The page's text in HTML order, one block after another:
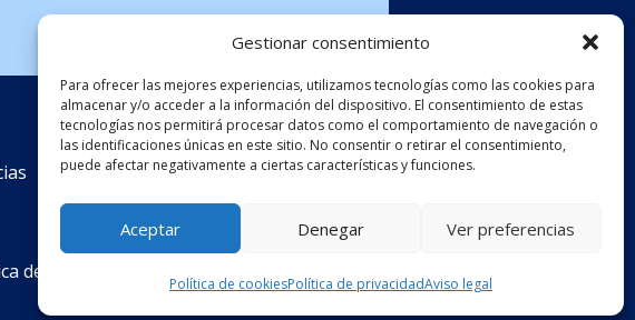
Gestionar consentimiento
Para ofrecer las mejores experiencias, utilizamos tecnologías como las cookies para
almacenar y/o acceder a la información del dispositivo. El consentimiento de estas
tecnologías nos permitirá procesar datos como el comportamiento de navegación o
las identificaciones únicas en este sitio. No consentir o retirar el consentimiento,
puede afectar negativamente a ciertas características y funciones.
Aceptar Denegar Ver preferencias
Política de cookiesPolítica de privacidadAviso legal
Contacto
Síguenos
de cookies (UE)